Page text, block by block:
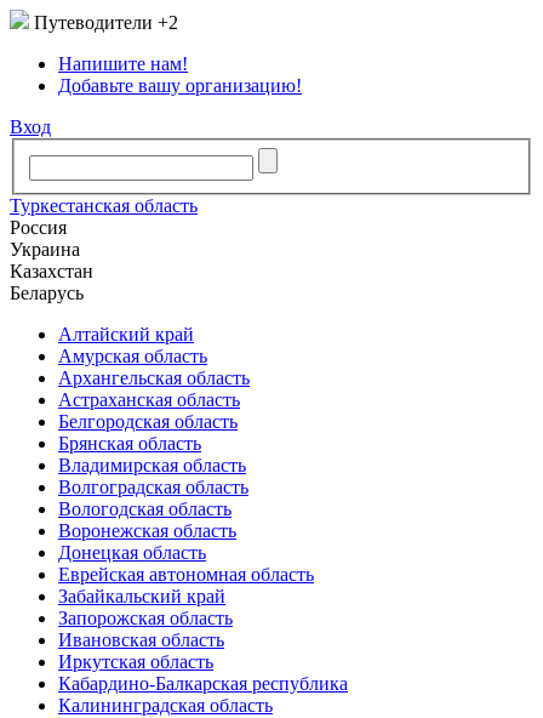
Путеводители +2
Напишите нам!
Добавьте вашу организацию!
Вход
Туркестанская область
Россия
Украина
Казахстан
Беларусь
Алтайский край
Амурская область
Архангельская область
Астраханская область
Белгородская область
Брянская область
Владимирская область
Волгоградская область
Вологодская область
Воронежская область
Донецкая область
Еврейская автономная область
Забайкальский край
Запорожская область
Ивановская область
Иркутская область
Кабардино-Балкарская республика
Калининградская область